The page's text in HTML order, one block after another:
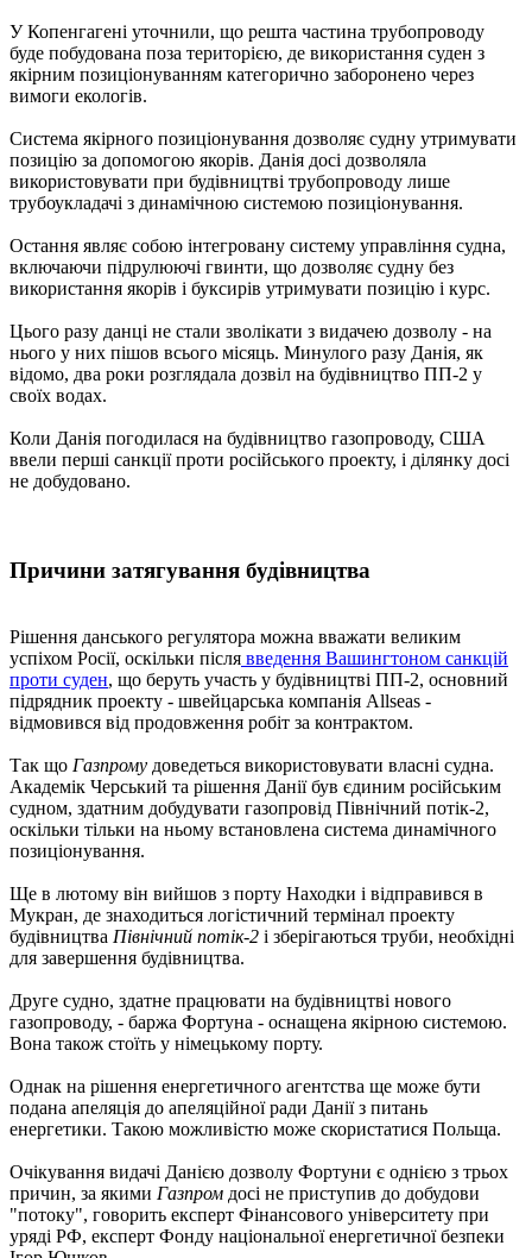
У Копенгагені уточнили, що решта частина трубопроводу
буде побудована поза територією, де використання суден з
якірним позиціонуванням категорично заборонено через
вимоги екологів.
Система якірного позиціонування дозволяє судну утримувати
позицію за допомогою якорів. Данія досі дозволяла
використовувати при будівництві трубопроводу лише
трубоукладачі з динамічною системою позиціонування.
Остання являє собою інтегровану систему управління судна,
включаючи підрулюючі гвинти, що дозволяє судну без
використання якорів і буксирів утримувати позицію і курс.
Цього разу данці не стали зволікати з видачею дозволу - на
нього у них пішов всього місяць. Минулого разу Данія, як
відомо, два роки розглядала дозвіл на будівництво ПП-2 у
своїх водах.
Коли Данія погодилася на будівництво газопроводу, США
ввели перші санкції проти російського проекту, і ділянку досі
не добудовано.
Причини затягування будівництва
Рішення данського регулятора можна вважати великим
успіхом Росії, оскільки після введення Вашингтоном санкцій
проти суден, що беруть участь у будівництві ПП-2, основний
підрядник проекту - швейцарська компанія Allseas -
відмовився від продовження робіт за контрактом.
Так що Газпрому доведеться використовувати власні судна.
Академік Черський та рішення Данії був єдиним російським
судном, здатним добудувати газопровід Північний потік-2,
оскільки тільки на ньому встановлена ​​система динамічного
позиціонування.
Ще в лютому він вийшов з порту Находки і відправився в
Мукран, де знаходиться логістичний термінал проекту
будівництва Північний потік-2 і зберігаються труби, необхідні
для завершення будівництва.
Друге судно, здатне працювати на будівництві нового
газопроводу, - баржа Фортуна - оснащена якірною системою.
Вона також cтоїть у німецькому порту.
Однак на рішення енергетичного агентства ще може бути
подана апеляція до апеляційної ради Данії з питань
енергетики. Такою можливістю може скористатися Польща.
Очікування видачі Данією дозволу Фортуни є однією з трьох
причин, за якими Газпром досі не приступив до добудови
"потоку", говорить експерт Фінансового університету при
уряді РФ, експерт Фонду національної енергетичної безпеки